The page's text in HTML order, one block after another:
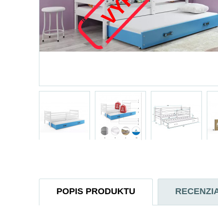
POPIS PRODUKTU